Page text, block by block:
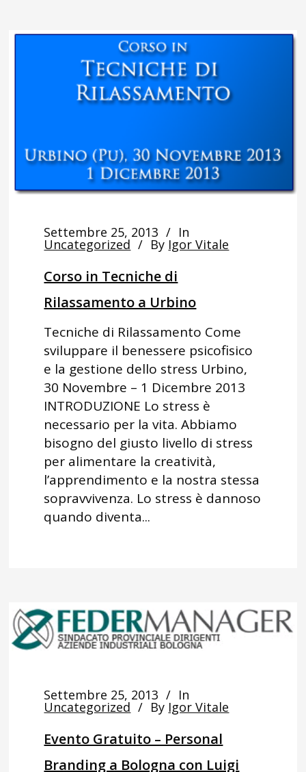
Settembre 25, 2013 In
Uncategorized By Igor Vitale
Corso in Tecniche di
Rilassamento a Urbino
Tecniche di Rilassamento Come
sviluppare il benessere psicofisico
e la gestione dello stress Urbino,
30 Novembre – 1 Dicembre 2013
INTRODUZIONE Lo stress è
necessario per la vita. Abbiamo
bisogno del giusto livello di stress
per alimentare la creatività,
l’apprendimento e la nostra stessa
sopravvivenza. Lo stress è dannoso
quando diventa...
Settembre 25, 2013 In
Uncategorized By Igor Vitale
Evento Gratuito – Personal
Branding a Bologna con Luigi